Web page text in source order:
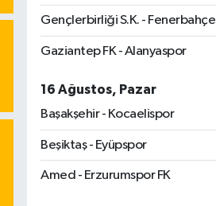
Gençlerbirliği S.K. - Fenerbahçe
Gaziantep FK - Alanyaspor
16 Ağustos, Pazar
Başakşehir - Kocaelispor
Beşiktaş - Eyüpspor
Amed - Erzurumspor FK